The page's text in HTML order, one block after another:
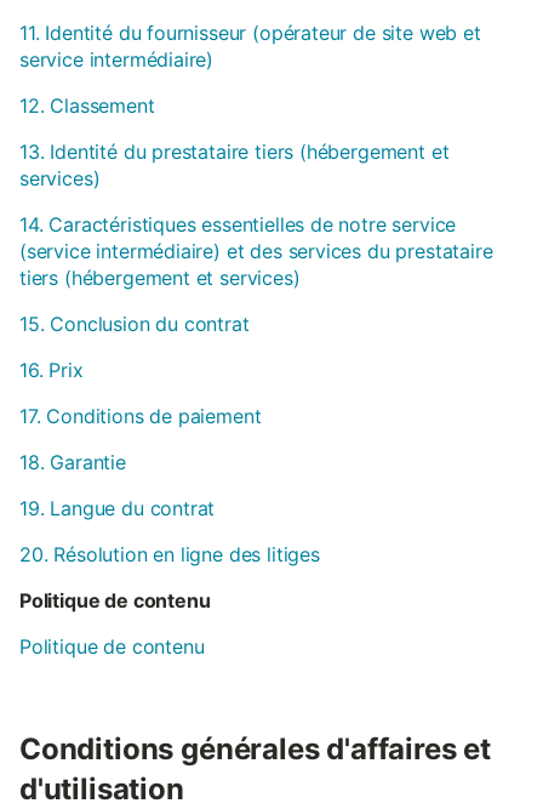
11. Identité du fournisseur (opérateur de site web et
service intermédiaire)
12. Classement
13. Identité du prestataire tiers (hébergement et
services)
14. Caractéristiques essentielles de notre service
(service intermédiaire) et des services du prestataire
tiers (hébergement et services)
15. Conclusion du contrat
16. Prix
17. Conditions de paiement
18. Garantie
19. Langue du contrat
20. Résolution en ligne des litiges
Politique de contenu
Politique de contenu
Conditions générales d'affaires et
d'utilisation